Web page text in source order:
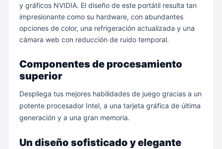
y gráficos NVIDIA. El diseño de este portátil resulta tan
impresionante como su hardware, con abundantes
opciones de color, una refrigeración actualizada y una
cámara web con reducción de ruido temporal.
Componentes de procesamiento
superior
Despliega tus mejores habilidades de juego gracias a un
potente procesador Intel, a una tarjeta gráfica de última
generación y a una gran memoria.
Un diseño sofisticado y elegante